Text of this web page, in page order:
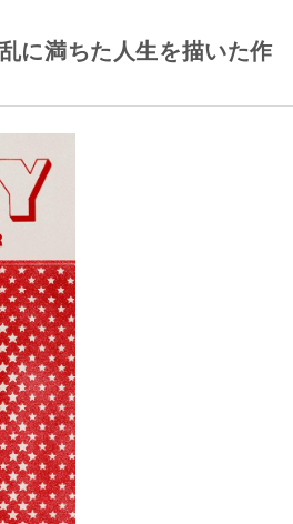
に満ちた人生を描いた作